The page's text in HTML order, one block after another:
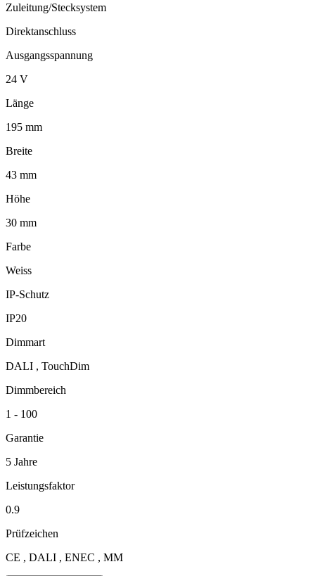
Zuleitung/Stecksystem
Direktanschluss
Ausgangsspannung
24 V
Länge
195 mm
Breite
43 mm
Höhe
30 mm
Farbe
Weiss
IP-Schutz
IP20
Dimmart
DALI , TouchDim
Dimmbereich
1 - 100
Garantie
5 Jahre
Leistungsfaktor
0.9
Prüfzeichen
CE , DALI , ENEC , MM